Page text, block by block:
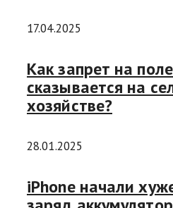
17.04.2025
Как запрет на
сказывается на
хозяйстве?
28.01.2025
iPhone начали